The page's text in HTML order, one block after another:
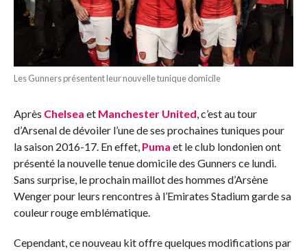
Les Gunners présentent leur nouvelle tunique domicile
Après Chelsea et Manchester United, c’est au tour
d’Arsenal de dévoiler l’une de ses prochaines tuniques pour
la saison 2016-17. En effet, Puma et le club londonien ont
présenté la nouvelle tenue domicile des Gunners ce lundi.
Sans surprise, le prochain maillot des hommes d’Arsène
Wenger pour leurs rencontres à l’Emirates Stadium garde sa
couleur rouge emblématique.
Cependant, ce nouveau kit offre quelques modifications par